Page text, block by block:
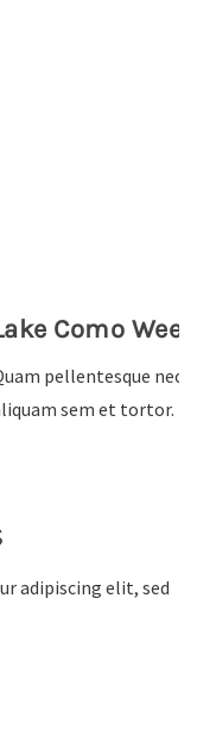
Como
pellentesque nec
sem et tortor.
adipiscing elit, sed